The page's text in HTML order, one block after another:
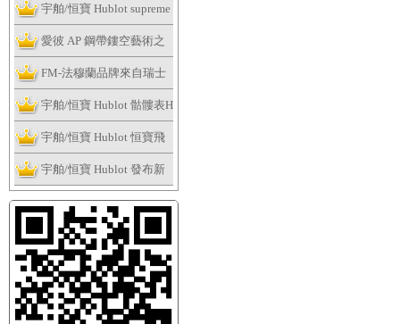
表捉緊浮華的趣味
舶表全新個性撲克系列腕
表捉緊浮華的趣味
宇舶/恒寶 Hublot supreme
讓這個夏天大膽露出妳的
手表
愛彼 AP 鋼帶鏤空藝術之
作，全新皇家橡樹系列雙
擺輪鏤空腕表
FM-法穆蘭品牌來自瑞士
日內瓦
宇舶/恒寶 Hublot 骷髏表H
ublot Skull Bang系列
宇舶/恒寶 Hublot 恒寶飛
輪腕表、經典融合最新陀
飛輪腕表
宇舶/恒寶 Hublot 發布新
版Big Bang法拉利腕表